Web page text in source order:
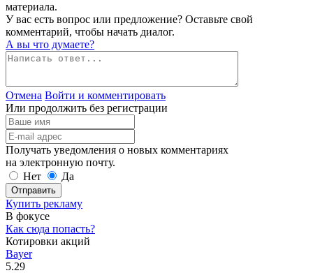
материала.
У вас есть вопрос или предложение? Оставьте свой
комментарий, чтобы начать диалог.
А вы что думаете?
Отмена Войти и комментировать
Или продолжить без регистрации
Получать уведомления о новых комментариях
на электронную почту.
Нет
Да
Отправить
Купить рекламу
В фокусе
Как сюда попасть?
Котировки акций
Bayer
5.29